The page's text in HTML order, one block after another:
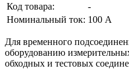
Код товара:
-
Номинальный ток: 100 А
Для временного
оборудованию
обходных и тестовых